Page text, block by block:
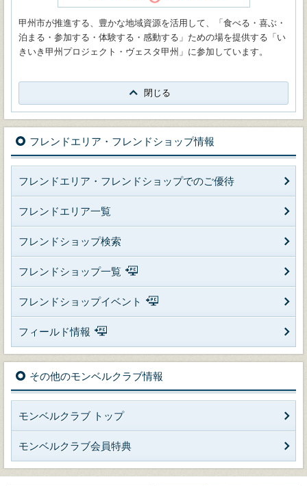
甲州市が推進する、豊かな地域資源を活用して、「食べる・喜ぶ・
泊まる・参加する・体験する・感動する」ための場を提供する「い
きいき甲州プロジェクト・ヴェスタ甲州」に参加しています。
閉じる
フレンドエリア・フレンドショップ情報
フレンドエリア・フレンドショップでのご優待
フレンドエリア一覧
フレンドショップ検索
フレンドショップ一覧
フレンドショップイベント
フィールド情報
その他のモンベルクラブ情報
モンベルクラブ トップ
モンベルクラブ会員特典